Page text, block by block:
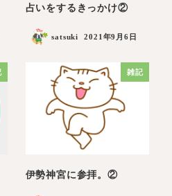
占いをするきっかけ②
satsuki 2021年9月6日
雑記
伊勢神宮に参拝。②